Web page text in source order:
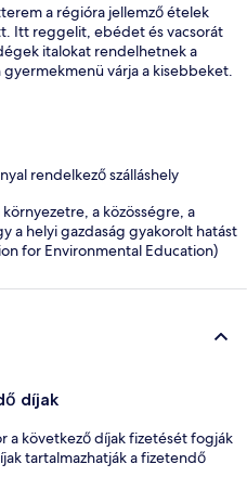
a régióra jellemző ételek
Itt reggelit, ebédet és vacsorát
italokat rendelhetnek a
várja a kisebbeket.
rendelkező szálláshely
környezetre, a közösségre, a
a helyi gazdaság gyakorolt hatást
for Environmental Education)
díjak
a következő díjak fizetését fogják
tartalmazhatják a fizetendő